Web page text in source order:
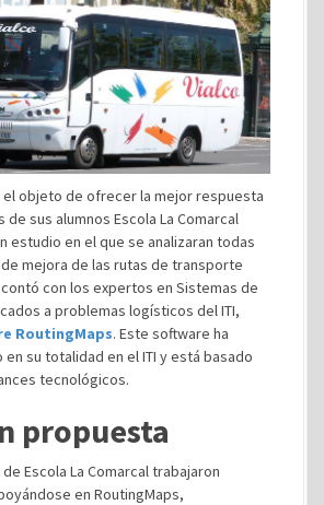
objeto de ofrecer la mejor respuesta
de sus alumnos Escola La Comarcal
estudio en el que se analizaran todas
mejora de las rutas de transporte
con los expertos en Sistemas de
a problemas logísticos del ITI,
RoutingMaps. Este software ha
su totalidad en el ITI y está basado
tecnológicos.
propuesta
Escola La Comarcal trabajaron
en RoutingMaps,